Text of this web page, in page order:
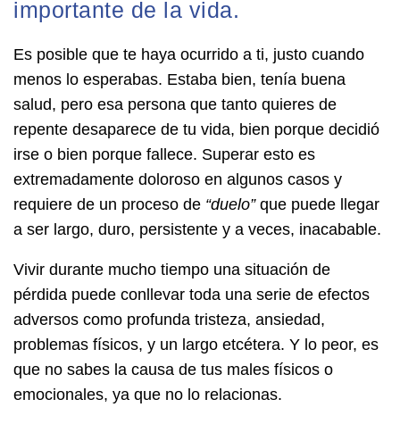
importante de la vida.
Es posible que te haya ocurrido a ti, justo cuando
menos lo esperabas. Estaba bien, tenía buena
salud, pero esa persona que tanto quieres de
repente desaparece de tu vida, bien porque decidió
irse o bien porque fallece. Superar esto es
extremadamente doloroso en algunos casos y
requiere de un proceso de “duelo”que puede llegar
a ser largo, duro, persistente y a veces, inacabable.
Vivir durante mucho tiempo una situación de
pérdida puede conllevar toda una serie de efectos
adversos como profunda tristeza, ansiedad,
problemas físicos, y un largo etcétera. Y lo peor, es
que no sabes la causa de tus males físicos o
emocionales, ya que no lo relacionas.